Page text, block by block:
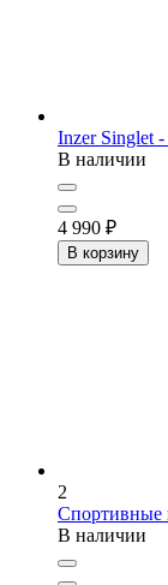
Inzer Singlet
В наличии
4 990 ₽
В корзину
2
Спортивные
В наличии